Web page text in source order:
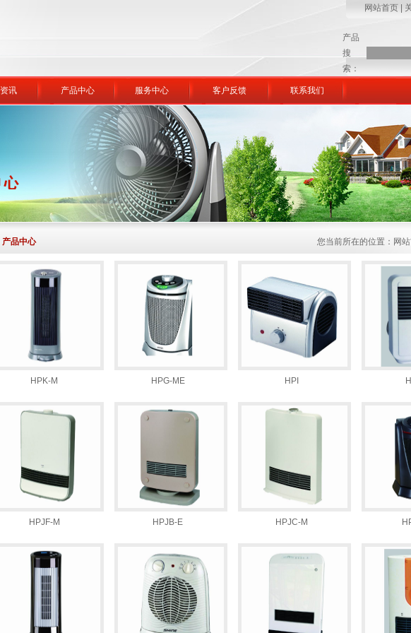
网站首页
产品
搜
索：
讯 产品中心 服务中心 客户反馈 联系我们
产品中心 您当前所在的位置：网
HPK-M HPG-ME HPI
HPJF-M HPJB-E HPJC-M